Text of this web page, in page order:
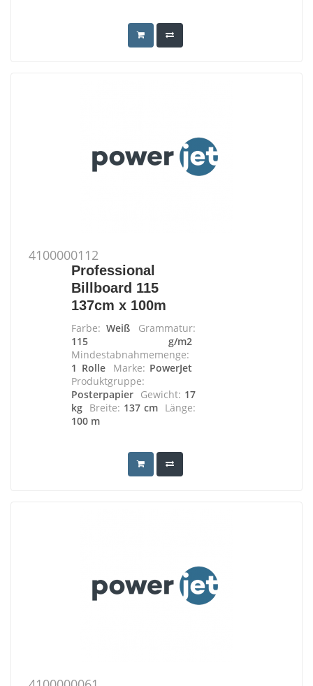
4100000112
Professional
Billboard 115
137cm x 100m
Farbe: Weiß
Grammatur:
115 g/m2
Mindestabnahmemenge:
1 Rolle
Marke: PowerJet
Produktgruppe:
Posterpapier Gewicht: 17
kg Breite: 137 cm Länge:
100 m